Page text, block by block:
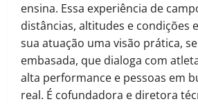
ensina. Essa experiência de
distâncias, altitudes e condições
sua atuação uma visão prática,
embasada, que dialoga com
alta performance e pessoas em
real. É cofundadora e diretora